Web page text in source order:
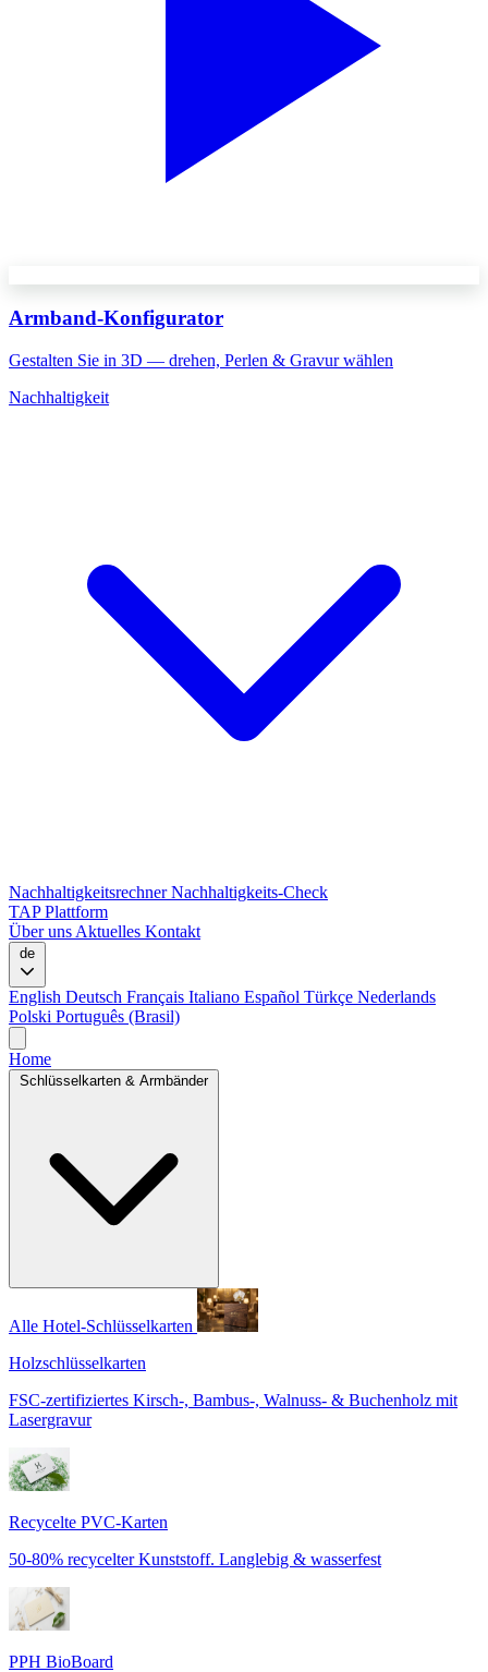
Armband-Konfigurator
Gestalten Sie in 3D — drehen, Perlen & Gravur wählen
Nachhaltigkeit
NachhaltigkeitsrechnerNachhaltigkeits-Check
TAP Plattform
Über uns Aktuelles Kontakt
de
English Deutsch Français Italiano Español Türkçe Nederlands
Polski Português (Brasil)
Home
Schlüsselkarten & Armbänder
Alle Hotel-Schlüsselkarten
Holzschlüsselkarten
FSC-zertifiziertes Kirsch-, Bambus-, Walnuss- & Buchenholz mit
Lasergravur
Recycelte PVC-Karten
50-80% recycelter Kunststoff. Langlebig & wasserfest
PPH BioBoard